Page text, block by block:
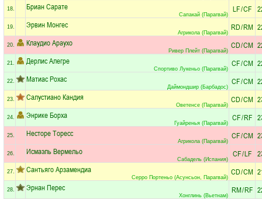
18. Бриан Сарате
Сапакай (Парагвай)
LF/CF
19. Эрвин Монгес
Агрикола (Парагвай)
RD/RM
20. Клаудио Араухо
Ривер Плейт (Парагвай)
CD/CM
21. Дерлис Алегре
Спортиво Лукеньо (Парагвай)
CF/CM
22. Матиас Рохас
Даймондшир (Барбадос)
CF/CM
23. Салустиано Кандия
Оветенсе (Парагвай)
CD/CM
24. Энрике Борха
Гуайренья (Парагвай)
CF/RF
25. Несторе Торесс
Агрикола (Парагвай)
CF/CM
26. Исмаэль Вермельо
Сабадель (Испания)
CF/LF
27. Сантьяго Арзамендиа
Серро Портеньо (Асунсьон, Парагвай)
CD/CM
28. Эрнан Перес
Хонглинь (Вьетнам)
RM/RF